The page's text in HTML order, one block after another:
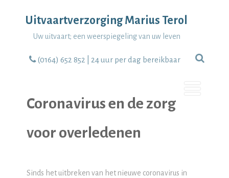
Uitvaartverzorging Marius Terol
Uw uitvaart; een weerspiegeling van uw leven
(0164) 652 852 | 24 uur per dag bereikbaar
Coronavirus en de zorg
voor overledenen
Sinds het uitbreken van het nieuwe coronavirus in